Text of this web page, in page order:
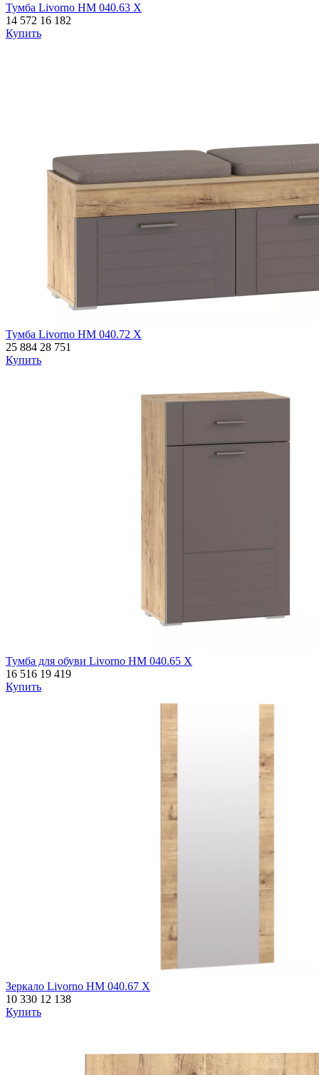
Тумба Livorno НМ 040.63 Х
14 572 16 182
Купить
Тумба Livorno НМ 040.72 Х
25 884 28 751
Купить
Тумба для обуви Livorno НМ 040.65 Х
16 516 19 419
Купить
Зеркало Livorno НМ 040.67 Х
10 330 12 138
Купить